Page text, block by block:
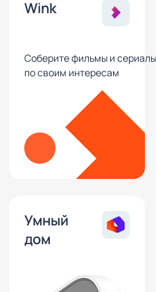
Wink
Соберите фильмы и сериалы
по своим интересам
Умный
дом